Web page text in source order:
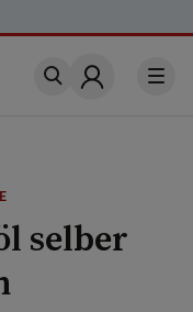
Account
selber